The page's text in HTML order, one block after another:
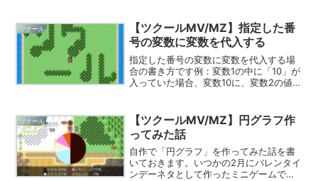
'expParams' of unde...
ツクール
【ツクールMV/MZ】指定した番
号の変数に変数を代入する
指定した番号の変数に変数を代入する場
合の書き方です例：変数1の中に「10」が
入っていた場合、変数10に、変数2の値を
es.value(1),$gameVariab...
ツクール
【ツクールMV/MZ】円グラフ作
ってみた話
自作で「円グラフ」を作ってみた話を書
いておきます。いつかの2月にバレンタイ
ンデーネタとして作ったミニゲームで